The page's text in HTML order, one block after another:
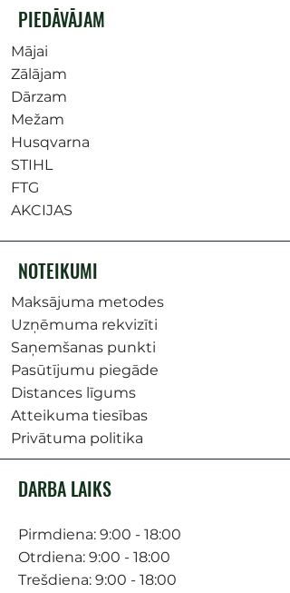
PIEDĀVĀJAM
Mājai
Zālājam
Dārzam
Mežam
Husqvarna
STIHL
FTG
AKCIJAS
NOTEIKUMI
Maksājuma metodes
Uzņēmuma rekvizīti
Saņemšanas punkti
Pasūtījumu piegāde
Distances līgums
Atteikuma tiesības
Privātuma politika
DARBA LAIKS
Pirmdiena: 9:00 - 18:00
Otrdiena: 9:00 - 18:00
Trešdiena: 9:00 - 18:00